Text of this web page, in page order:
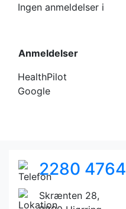
Ingen anmeldelser i
Anmeldelser
HealthPilot
Google
2280 4764
Skrænten 28,